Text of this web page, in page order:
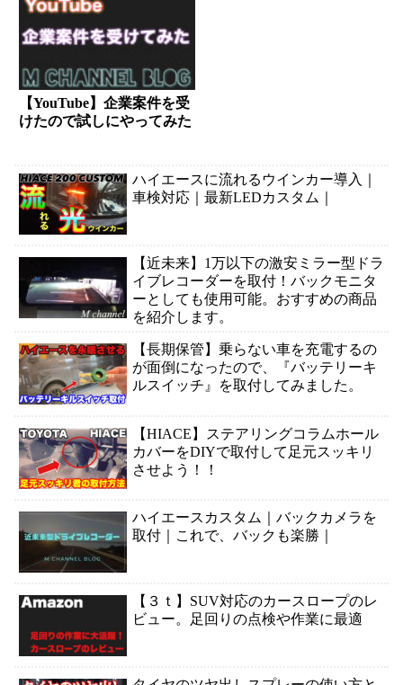
【YouTube】企業案件を受
けたので試しにやってみた
ハイエースに流れるウインカー導入｜
車検対応｜最新LEDカスタム｜
【近未来】1万以下の激安ミラー型ドラ
イブレコーダーを取付！バックモニタ
ーとしても使用可能。おすすめの商品
を紹介します。
【長期保管】乗らない車を充電するの
が面倒になったので、『バッテリーキ
ルスイッチ』を取付してみました。
【HIACE】ステアリングコラムホール
カバーをDIYで取付して足元スッキリ
させよう！！
ハイエースカスタム｜バックカメラを
取付｜これで、バックも楽勝｜
【３ｔ】SUV対応のカースロープのレ
ビュー。足回りの点検や作業に最適